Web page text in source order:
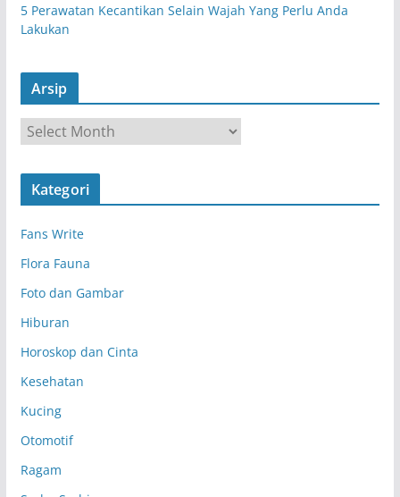
5 Perawatan Kecantikan Selain Wajah Yang Perlu Anda
Lakukan
Arsip
r
s
Kategori
Fans Write
Flora Fauna
Foto dan Gambar
Hiburan
Horoskop dan Cinta
Kesehatan
Kucing
Otomotif
Ragam